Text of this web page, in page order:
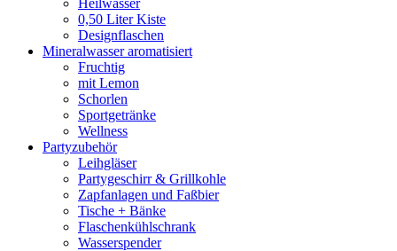
Heilwasser
0,50 Liter Kiste
Designflaschen
Mineralwasser aromatisiert
Fruchtig
mit Lemon
Schorlen
Sportgetränke
Wellness
Partyzubehör
Leihgläser
Partygeschirr & Grillkohle
Zapfanlagen und Faßbier
Tische + Bänke
Flaschenkühlschrank
Wasserspender